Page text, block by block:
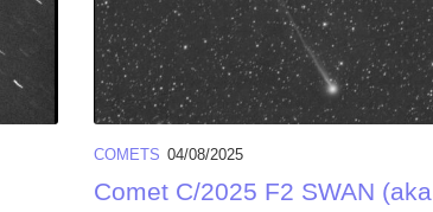
COMETS 04/08/2025
Comet C/2025 F2 SWAN (aka